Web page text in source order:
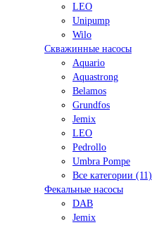
LEO
Unipump
Wilo
Скважинные насосы
Aquario
Aquastrong
Belamos
Grundfos
Jemix
LEO
Pedrollo
Umbra Pompe
Все категории (11)
Фекальные насосы
DAB
Jemix